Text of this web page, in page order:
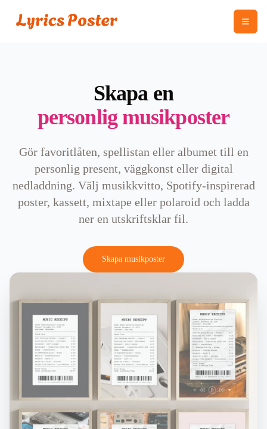
Skapa en
personlig musikposter
Gör favoritlåten, spellistan eller albumet till en
personlig present, väggkonst eller digital
nedladdning. Välj musikkvitto, Spotify-inspirerad
poster, kassett, mixtape eller polaroid och ladda
ner en utskriftsklar fil.
Skapa musikposter